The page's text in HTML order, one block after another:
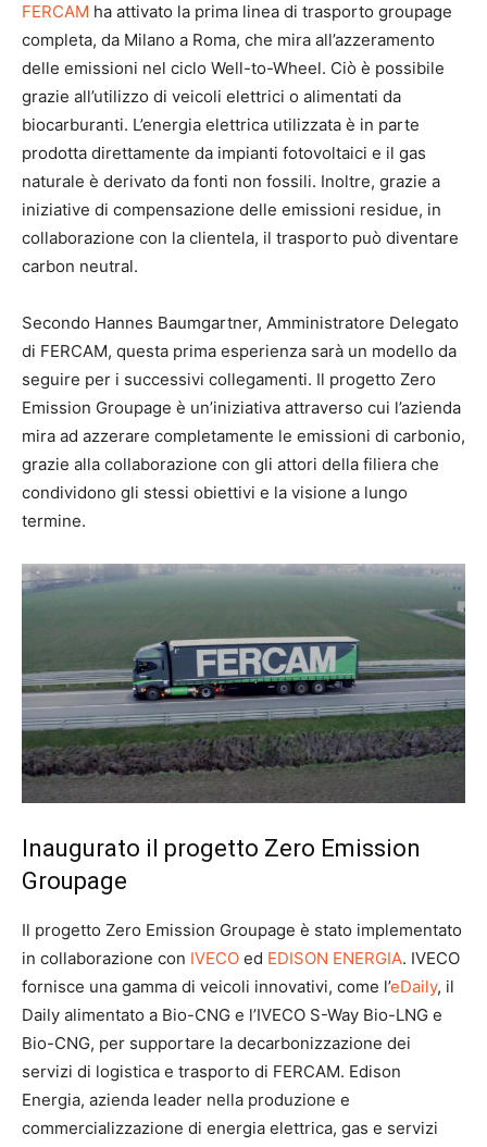
FERCAM ha attivato la prima linea di trasporto groupage
completa, da Milano a Roma, che mira all’azzeramento
delle emissioni nel ciclo Well-to-Wheel. Ciò è possibile
grazie all’utilizzo di veicoli elettrici o alimentati da
biocarburanti. L’energia elettrica utilizzata è in parte
prodotta direttamente da impianti fotovoltaici e il gas
naturale è derivato da fonti non fossili. Inoltre, grazie a
iniziative di compensazione delle emissioni residue, in
collaborazione con la clientela, il trasporto può diventare
carbon neutral.
Secondo Hannes Baumgartner, Amministratore Delegato
di FERCAM, questa prima esperienza sarà un modello da
seguire per i successivi collegamenti. Il progetto Zero
Emission Groupage è un’iniziativa attraverso cui l’azienda
mira ad azzerare completamente le emissioni di carbonio,
grazie alla collaborazione con gli attori della filiera che
condividono gli stessi obiettivi e la visione a lungo
termine.
Inaugurato il progetto Zero Emission
Groupage
Il progetto Zero Emission Groupage è stato implementato
in collaborazione con IVECO ed EDISON ENERGIA. IVECO
fornisce una gamma di veicoli innovativi, come l’eDaily, il
Daily alimentato a Bio-CNG e l’IVECO S-Way Bio-LNG e
Bio-CNG, per supportare la decarbonizzazione dei
servizi di logistica e trasporto di FERCAM. Edison
Energia, azienda leader nella produzione e
commercializzazione di energia elettrica, gas e servizi